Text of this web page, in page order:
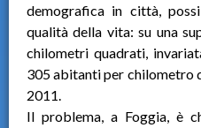
demografica in città,
qualità della vita: su una
chilometri quadrati,
305 abitanti per chilometro
2011.
Il problema, a Foggia, è